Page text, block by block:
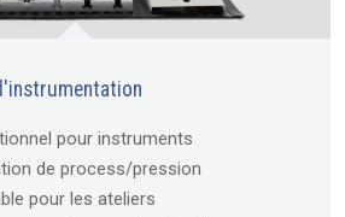
pour instruments
de process/pression
pour les ateliers